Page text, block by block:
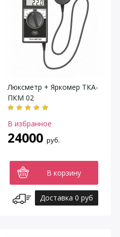
Люксметр + Яркомер ТКА-
ПКМ 02
В избранное
24000 руб.
В корзину
Доставка 0 руб